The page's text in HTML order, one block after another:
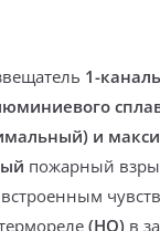
1-
и
пожарный
встроенным
(НО) в